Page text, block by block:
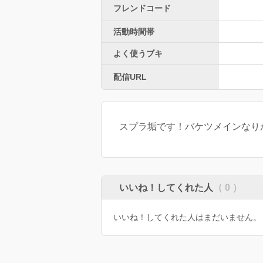
フレンドコード
活動時間帯
よく使うブキ
配信URL
スプラ垢です！バケツメインなり
いいね！してくれた人 （ 0 ）
いいね！してくれた人はまだいません。